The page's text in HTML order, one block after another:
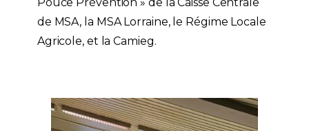
de MSA, la MSA Lorraine, le Régime Locale
Agricole, et laCamieg.